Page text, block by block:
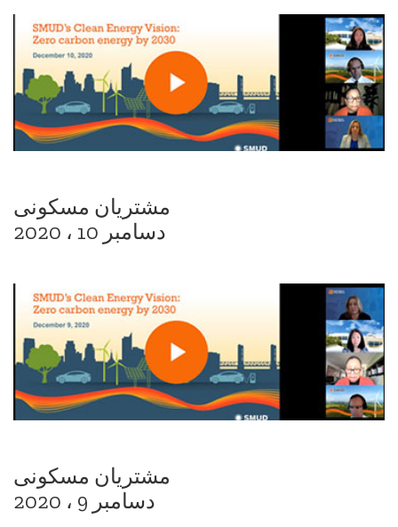
مشتریان مسکونی
دسامبر 10 ، 2020
مشتریان مسکونی
دسامبر 9 ، 2020